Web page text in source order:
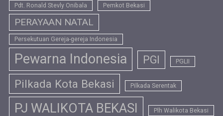
Pdt. Ronald Stevly Onibala Pemkot Bekasi
PERAYAAN NATAL
Persekutuan Gereja-gereja Indonesia
Pewarna Indonesia PGI PGLII
Pilkada Kota Bekasi Pilkada Serentak
PJ WALIKOTA BEKASI Plh Walikota Bekasi